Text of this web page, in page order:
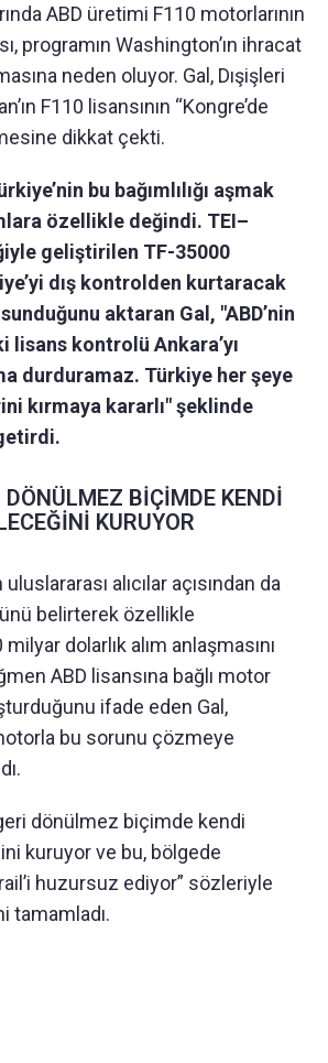
ABD üretimi F110 motorlarının
programın Washington’ın ihracat
neden oluyor. Gal, Dışişleri
F110 lisansının “Kongre’de
dikkat çekti.
bu bağımlılığı aşmak
özellikle değindi. TEI–
geliştirilen TF-35000
dış kontrolden kurtaracak
aktaran Gal, "ABD’nin
kontrolü Ankara’yı
durduramaz. Türkiye her şeye
kırmaya kararlı" şeklinde
DÖNÜLMEZ BİÇİMDE KENDİ
KURUYOR
uluslararası alıcılar açısından da
belirterek özellikle
milyar dolarlık alım anlaşmasını
ABD lisansına bağlı motor
ifade eden Gal,
bu sorunu çözmeye
dönülmez biçimde kendi
kuruyor ve bu, bölgede
huzursuz ediyor” sözleriyle
tamamladı.